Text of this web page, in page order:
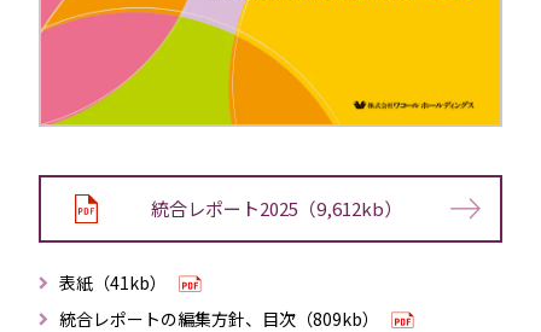
統合レポート2025（9,612kb）
表紙（41kb）
統合レポートの編集方針、目次（809kb）